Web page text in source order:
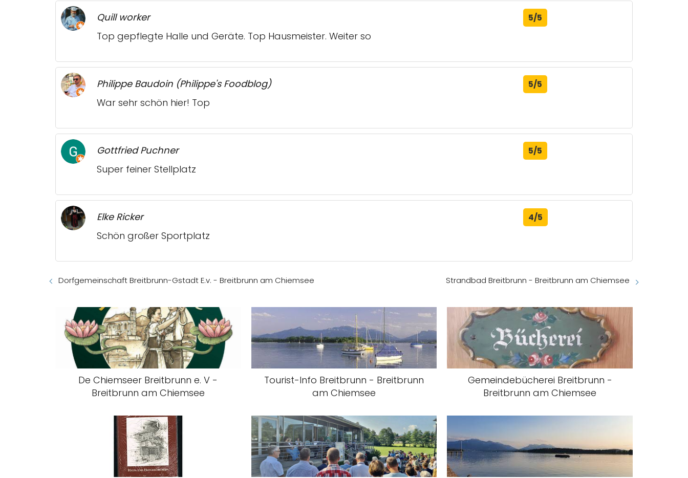
Quill worker 5/5
Top gepflegte Halle und Geräte. Top Hausmeister. Weiter so
Philippe Baudoin (Philippe's Foodblog) 5/5
War sehr schön hier! Top
Gottfried Puchner 5/5
Super feiner Stellplatz
Elke Ricker 4/5
Schön großer Sportplatz
Dorfgemeinschaft Breitbrunn-Gstadt E.v. - Breitbrunn am Chiemsee Strandbad Breitbrunn - Breitbrunn am Chiemsee
De Chiemseer Breitbrunn e. V -
Breitbrunn am Chiemsee
Tourist-Info Breitbrunn - Breitbrunn
am Chiemsee
Gemeindebücherei Breitbrunn -
Breitbrunn am Chiemsee